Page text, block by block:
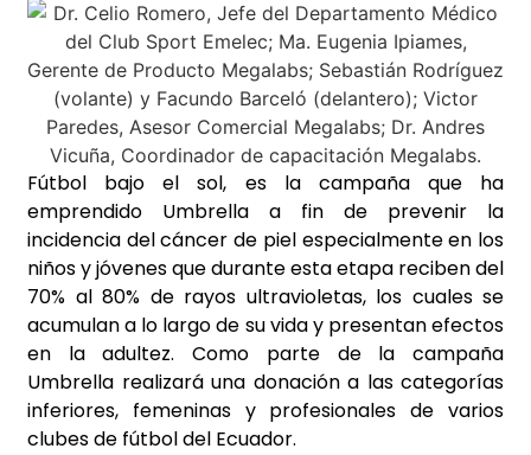
Fútbol bajo el sol, es la campaña que ha
emprendido Umbrella a fin de prevenir la
incidencia del cáncer de piel especialmente en los
niños y jóvenes que durante esta etapa reciben del
70% al 80% de rayos ultravioletas, los cuales se
acumulan a lo largo de su vida y presentan efectos
en la adultez. Como parte de la campaña
Umbrella realizará una donación a las categorías
inferiores, femeninas y profesionales de varios
clubes de fútbol del Ecuador.